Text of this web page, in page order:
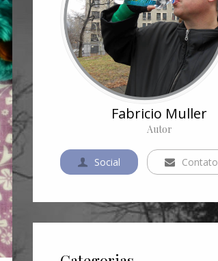
Fabricio Muller
Autor
Social Contato